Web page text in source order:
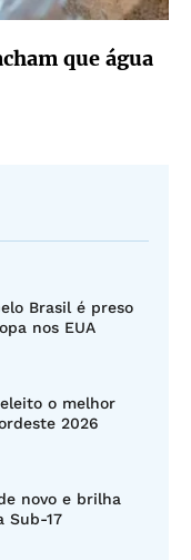
que água
Brasil é preso
nos EUA
o melhor
2026
novo e brilha
Sub-17